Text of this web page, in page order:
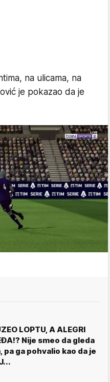
na ulicama, na
je pokazao da je
LOPTU, A ALEGRI
Nije smeo da gleda
pa ga pohvalio kao da je